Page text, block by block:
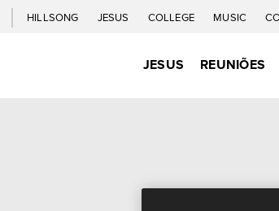
HILLSONG JESUS COLLEGE MUSIC
JESUS REUNIÕES